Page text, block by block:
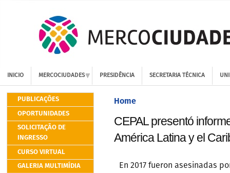
INICIO MERCOCIUDADES PRESIDÊNCIA SECRETARIA TÉCNICA
PUBLICAÇÕES
OPORTUNIDADES
SOLICITAÇÃO DE
INGRESSO
CURSO VIRTUAL
GALERIA MULTIMÍDIA
Home
CEPAL presentó
América Latina y el
En 2017 fueron asesinadas